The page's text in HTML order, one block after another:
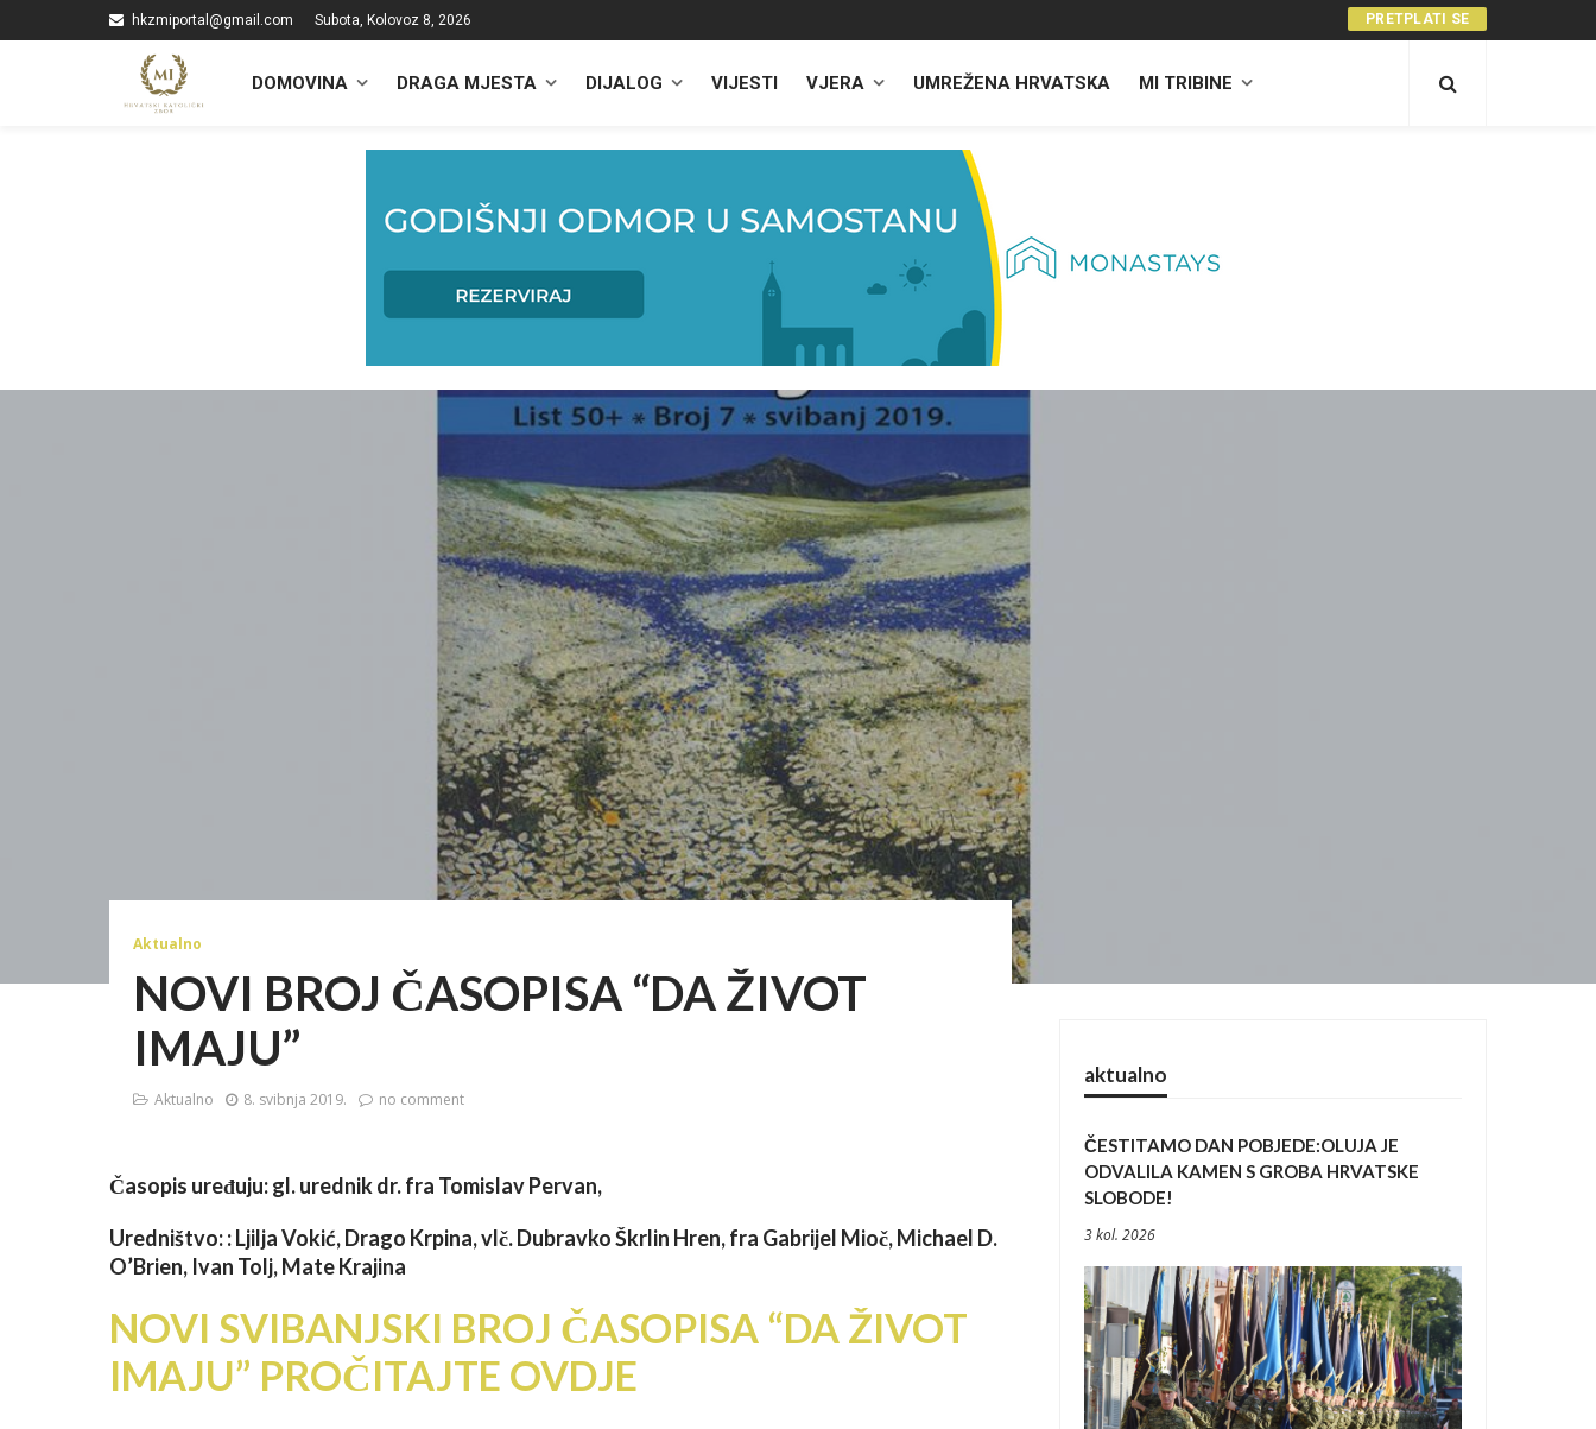
hkzmiportal@gmail.com Subota, Kolovoz 8, 2026 PRETPLATI SE
DOMOVINA DRAGA MJESTA DIJALOG VIJESTI VJERA UMREŽENA HRVATSKA MI TRIBINE
Aktualno
NOVI BROJ ČASOPISA “DA ŽIVOT
IMAJU”
Aktualno 8. svibnja 2019. no comment
Časopis uređuju: gl. urednik dr. fra Tomislav Pervan,
Uredništvo: : Ljilja Vokić, Drago Krpina, vlč. Dubravko Škrlin Hren, fra Gabrijel Mioč, Michael D.
O’Brien, Ivan Tolj, Mate Krajina
NOVI SVIBANJSKI BROJ ČASOPISA “DA ŽIVOT
IMAJU” PROČITAJTE OVDJE
aktualno
ČESTITAMO DAN POBJEDE:OLUJA JE
ODVALILA KAMEN S GROBA HRVATSKE
SLOBODE!
3 kol. 2026